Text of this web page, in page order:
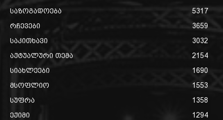
საზოგადოება
5317
რჩევები
3659
საკითხავი
3032
აქტუალური თემა
2154
სიახლეები
1690
მსოფლიო
1553
სუფრა
1358
ექიმი
1294